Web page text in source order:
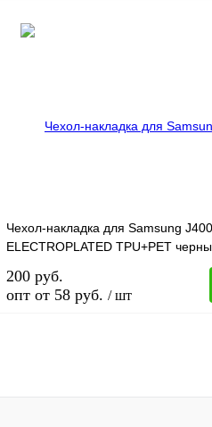
В избранное
Чехол-накладка для Samsung
ELECTROPLATED TPU+PET
200 руб.
опт от 58 руб. / шт